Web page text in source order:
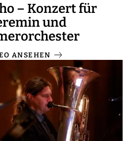
– Konzert für
und
ANSEHEN